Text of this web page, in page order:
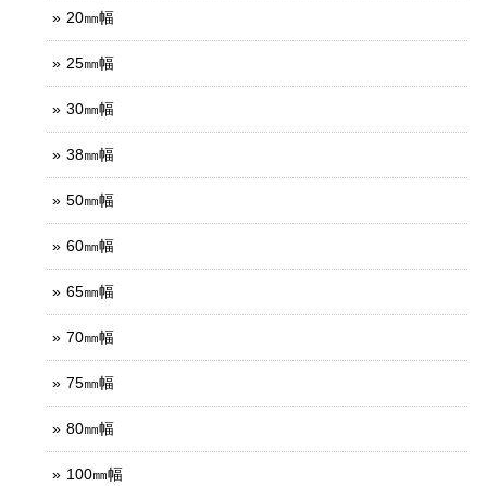
20㎜幅
25㎜幅
30㎜幅
38㎜幅
50㎜幅
60㎜幅
65㎜幅
70㎜幅
75㎜幅
80㎜幅
100㎜幅